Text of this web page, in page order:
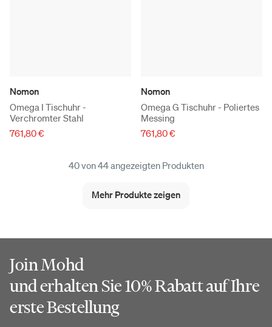
Nomon
Omega I Tischuhr -
Verchromter Stahl
761,80 €
Nomon
Omega G Tischuhr - Poliertes
Messing
761,80 €
40 von 44 angezeigten Produkten
Mehr Produkte zeigen
Join Mohd
und erhalten Sie 10% Rabatt auf Ihre
erste Bestellung